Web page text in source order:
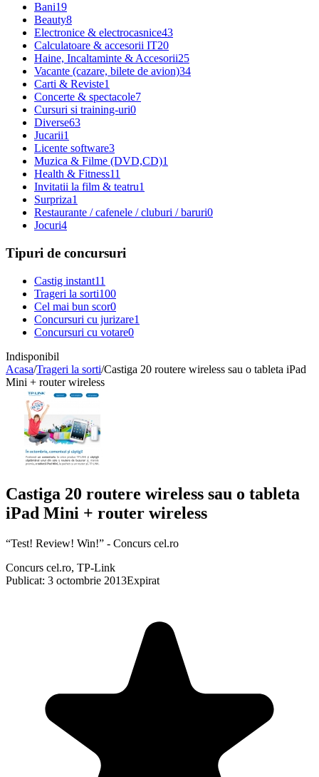
Bani19
Beauty8
Electronice & electrocasnice43
Calculatoare & accesorii IT20
Haine, Incaltaminte & Accesorii25
Vacante (cazare, bilete de avion)34
Carti & Reviste1
Concerte & spectacole7
Cursuri si training-uri0
Diverse63
Jucarii1
Licente software3
Muzica & Filme (DVD,CD)1
Health & Fitness11
Invitatii la film & teatru1
Surpriza1
Restaurante / cafenele / cluburi / baruri0
Jocuri4
Tipuri de concursuri
Castig instant11
Trageri la sorti100
Cel mai bun scor0
Concursuri cu jurizare1
Concursuri cu votare0
Indisponibil
Acasa/Trageri la sorti/Castiga 20 routere wireless sau o tableta iPad
Mini + router wireless
Castiga 20 routere wireless sau o tableta
iPad Mini + router wireless
“Test! Review! Win!” - Concurs cel.ro
Concurs cel.ro, TP-Link
Publicat: 3 octombrie 2013Expirat